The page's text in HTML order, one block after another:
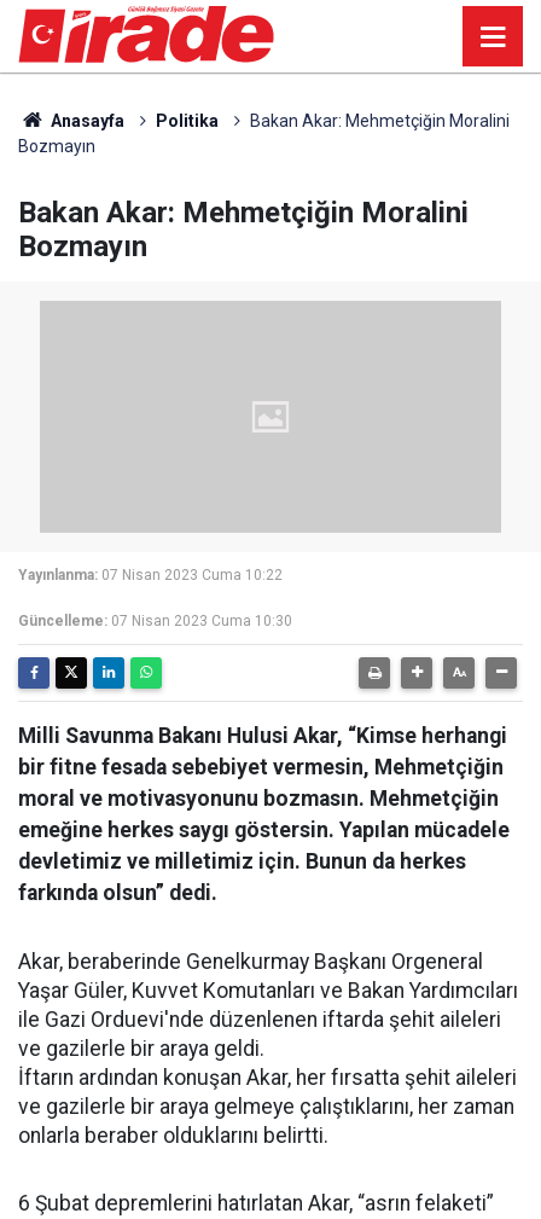
Anasayfa Politika
Bakan Akar: Mehmetçiğin Moralini
Bozmayın
Bakan Akar: Mehmetçiğin Moralini
Bozmayın
Yayınlanma: 07 Nisan 2023 Cuma 10:22
Güncelleme: 07 Nisan 2023 Cuma 10:30
Milli Savunma Bakanı Hulusi Akar, “Kimse herhangi
bir fitne fesada sebebiyet vermesin, Mehmetçiğin
moral ve motivasyonunu bozmasın. Mehmetçiğin
emeğine herkes saygı göstersin. Yapılan mücadele
devletimiz ve milletimiz için. Bunun da herkes
farkında olsun” dedi.
Akar, beraberinde Genelkurmay Başkanı Orgeneral
Yaşar Güler, Kuvvet Komutanları ve Bakan Yardımcıları
ile Gazi Orduevi'nde düzenlenen iftarda şehit aileleri
ve gazilerle bir araya geldi.
İftarın ardından konuşan Akar, her fırsatta şehit aileleri
ve gazilerle bir araya gelmeye çalıştıklarını, her zaman
onlarla beraber olduklarını belirtti.
6 Şubat depremlerini hatırlatan Akar, “asrın felaketi”